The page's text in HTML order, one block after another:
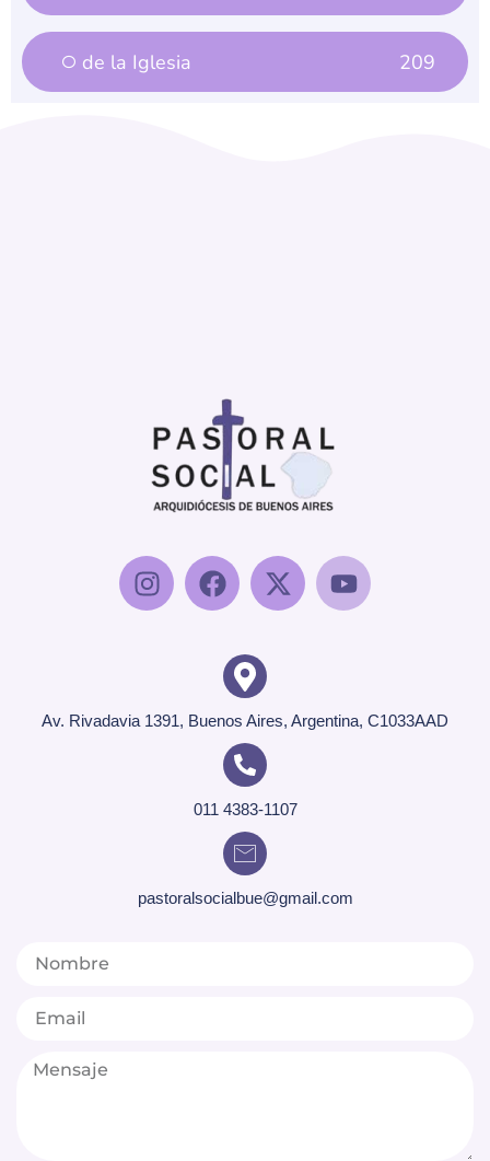
de la Iglesia 209
Av. Rivadavia 1391, Buenos Aires, Argentina, C1033AAD
011 4383-1107
pastoralsocialbue@gmail.com